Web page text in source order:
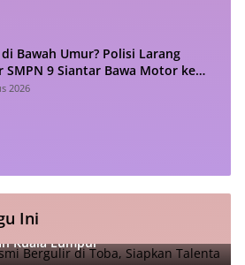
Bawah Umur? Polisi Larang
SMPN 9 Siantar Bawa Motor ke
2026
Ini
Bergulir di Toba, Siapkan
Kuala Lumpur